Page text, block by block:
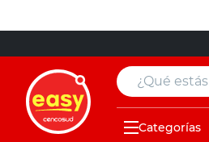
¿Qué estás
Categorías